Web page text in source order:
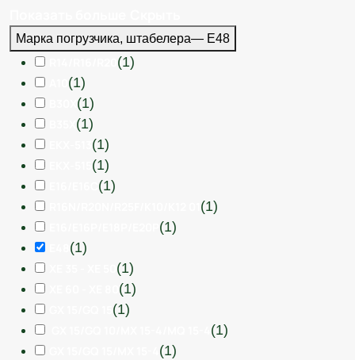
Марка погрузчика, штабелера— E48
(1)
(1)
(1)
(1)
(1)
(1)
(1)
(1)
(1)
(1)
(1)
(1)
(1)
(1)
(1)